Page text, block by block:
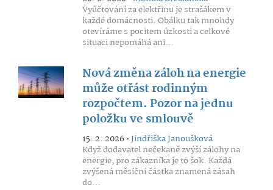
Vyúčtování za elektřinu je strašákem v
každé domácnosti. Obálku tak mnohdy
otevíráme s pocitem úzkosti a celkové
situaci nepomáhá ani...
Nová změna záloh na energie
může otřást rodinným
rozpočtem. Pozor na jednu
položku ve smlouvě
15. 2. 2026 •Jindřiška Janoušková
Když dodavatel nečekaně zvýší zálohy na
energie, pro zákazníka je to šok. Každá
zvýšená měsíční částka znamená zásah
do...